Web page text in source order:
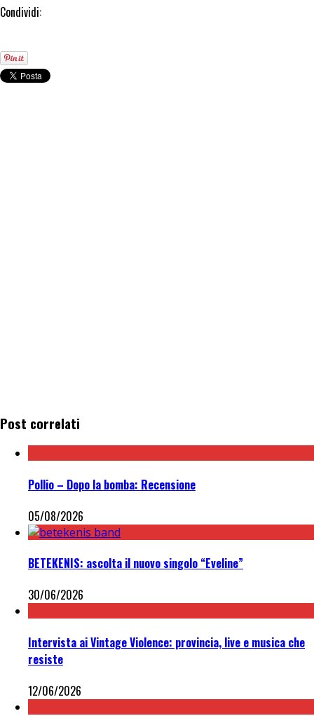
Condividi:
Post correlati
Pollio – Dopo la bomba: Recensione
05/08/2026
BETEKENIS: ascolta il nuovo singolo “Eveline”
30/06/2026
Intervista ai Vintage Violence: provincia, live e musica che
resiste
12/06/2026